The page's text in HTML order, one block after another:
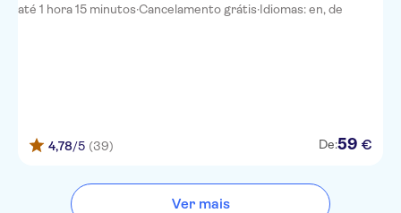
até 1 hora 15 minutos·Cancelamento grátis·Idiomas: en, de
4,78/5 (39) De:59 €
Ver mais